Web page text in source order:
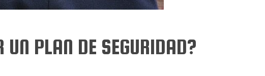
PLAN DE SEGURIDAD?